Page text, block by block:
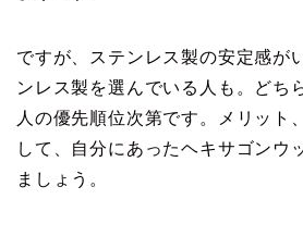
ですが、ステンレス製の安定感が
ンレス製を選んでいる人も。どち
人の優先順位次第です。メリット
して、自分にあったヘキサゴンウ
ましょう。